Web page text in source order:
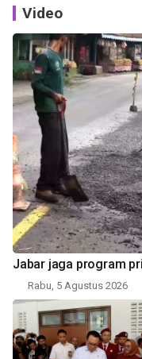
Video
Jabar jaga program
Rabu, 5 Agustus 2026